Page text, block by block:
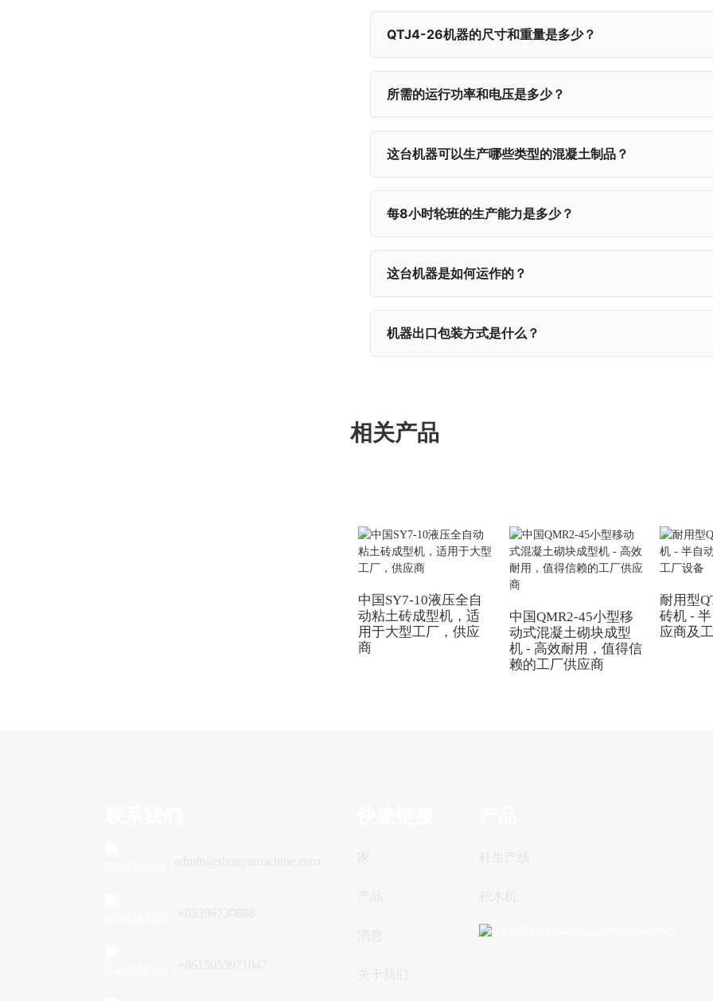
QTJ4-26机器的尺寸和重量是多少？
所需的运行功率和电压是多少？
这台机器可以生产哪些类型的混凝土制品？
每8小时轮班的生产能力是多少？
这台机器是如何运作的？
机器出口包装方式是什么？
相关产品
中国SY7-10液压全自
动粘土砖成型机，适
用于大型工厂，供应
商
中国QMR2-45小型移
动式混凝土砌块成型
机 - 高效耐用，值得信
赖的工厂供应商
耐用型
砖机 -
应商及